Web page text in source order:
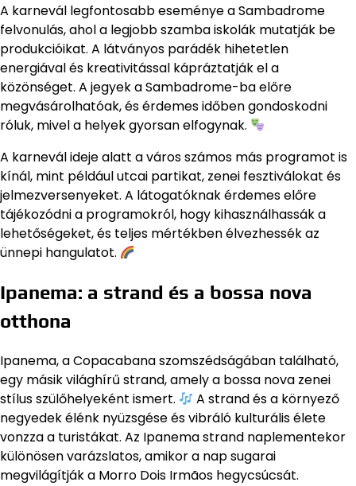
A karnevál legfontosabb eseménye a Sambadrome
felvonulás, ahol a legjobb szamba iskolák mutatják be
produkcióikat. A látványos parádék hihetetlen
energiával és kreativitással kápráztatják el a
közönséget. A jegyek a Sambadrome-ba előre
megvásárolhatóak, és érdemes időben gondoskodni
róluk, mivel a helyek gyorsan elfogynak.
A karnevál ideje alatt a város számos más programot is
kínál, mint például utcai partikat, zenei fesztiválokat és
jelmezversenyeket. A látogatóknak érdemes előre
tájékozódni a programokról, hogy kihasználhassák a
lehetőségeket, és teljes mértékben élvezhessék az
ünnepi hangulatot.
Ipanema: a strand és a bossa nova
otthona
Ipanema, a Copacabana szomszédságában található,
egy másik világhírű strand, amely a bossa nova zenei
stílus szülőhelyeként ismert.
A strand és a környező
negyedek élénk nyüzsgése és vibráló kulturális élete
vonzza a turistákat. Az Ipanema strand naplementekor
különösen varázslatos, amikor a nap sugarai
megvilágítják a Morro Dois Irmãos hegycsúcsát.